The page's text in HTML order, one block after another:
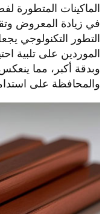
الماكينات المتطورة
في زيادة المعروض
التطور التكنولوجي
الموردين على تلبية
وبدقة أكبر، مما
والمحافظة على